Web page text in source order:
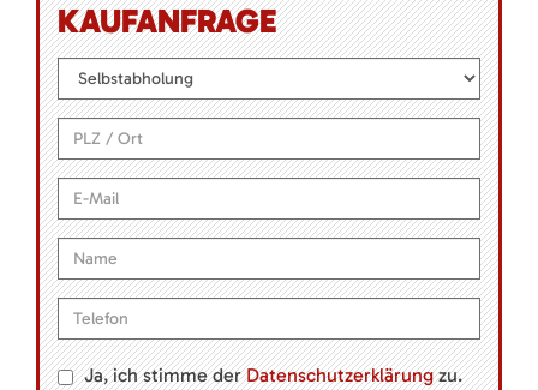
KAUFANFRAGE
Ja, ich stimme derDatenschutzerklärungzu.